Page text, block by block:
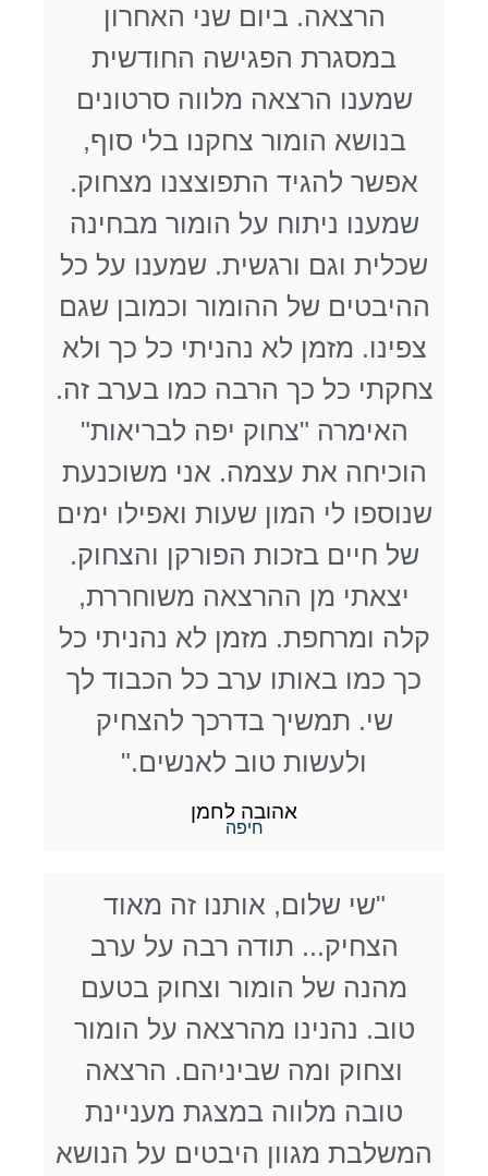
הרצאה. ביום שני האחרון
במסגרת הפגישה החודשית
שמענו הרצאה מלווה סרטונים
בנושא הומור צחקנו בלי סוף,
אפשר להגיד התפוצצנו מצחוק.
שמענו ניתוח על הומור מבחינה
שכלית וגם ורגשית. שמענו על כל
ההיבטים של ההומור וכמובן שגם
צפינו. מזמן לא נהניתי כל כך ולא
צחקתי כל כך הרבה כמו בערב זה.
האימרה "צחוק יפה לבריאות"
הוכיחה את עצמה. אני משוכנעת
שנוספו לי המון שעות ואפילו ימים
של חיים בזכות הפורקן והצחוק.
יצאתי מן ההרצאה משוחררת,
קלה ומרחפת. מזמן לא נהניתי כל
כך כמו באותו ערב כל הכבוד לך
שי. תמשיך בדרכך להצחיק
ולעשות טוב לאנשים."
אהובה לחמן
חיפה
"שי שלום, אותנו זה מאוד
הצחיק... תודה רבה על ערב
מהנה של הומור וצחוק בטעם
טוב. נהנינו מהרצאה על הומור
וצחוק ומה שביניהם. הרצאה
טובה מלווה במצגת מעניינת
המשלבת מגוון היבטים על הנושא